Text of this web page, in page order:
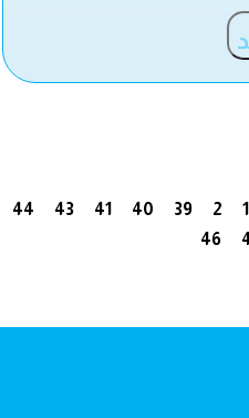
1
2
39
40
41
43
44
46